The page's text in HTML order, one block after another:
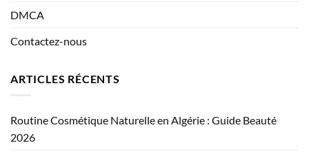
DMCA
Contactez-nous
ARTICLES RÉCENTS
Routine Cosmétique Naturelle en Algérie : Guide Beauté
2026